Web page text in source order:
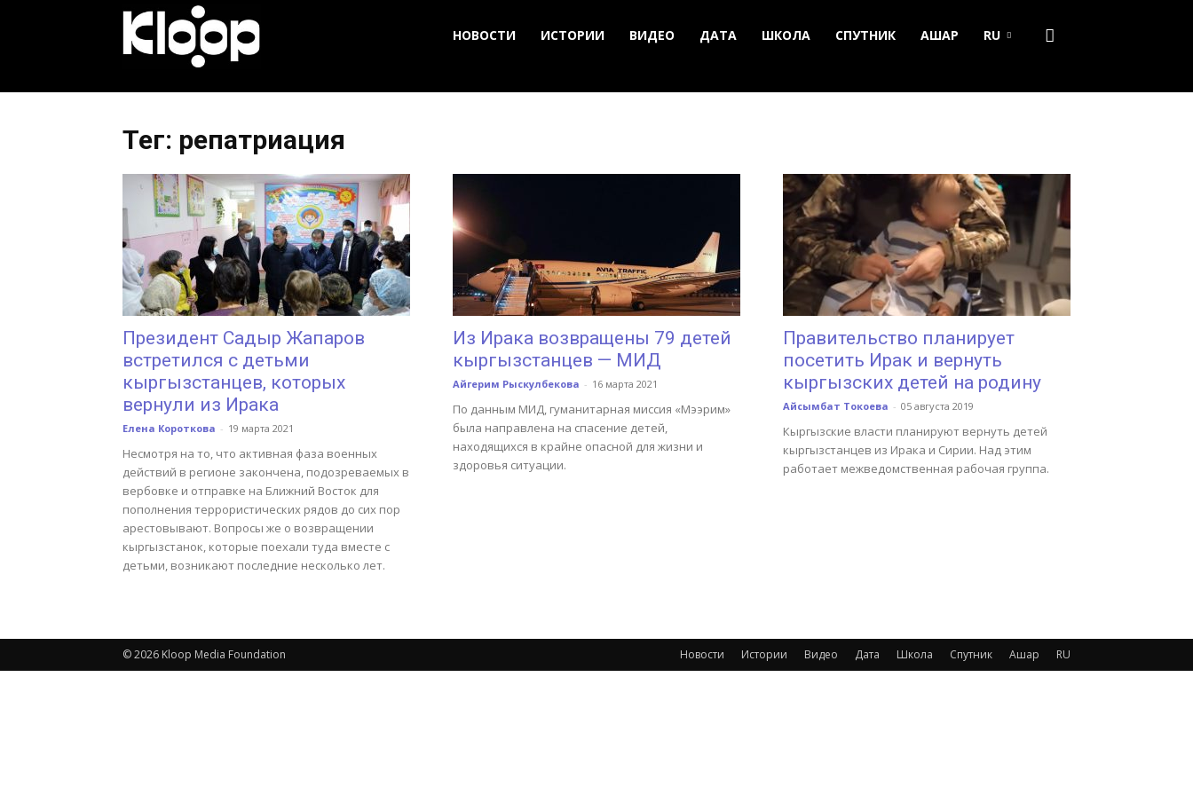
Новости
Кыргызстана
НОВОСТИ ИСТОРИИ ВИДЕО ДАТА ШКОЛА СПУТНИК АШАР RU
Тег: репатриация
Президент Садыр Жапаров
встретился с детьми
кыргызстанцев, которых
вернули из Ирака
Елена Короткова - 19 марта 2021
Несмотря на то, что активная фаза военных
действий в регионе закончена, подозреваемых в
вербовке и отправке на Ближний Восток для
пополнения террористических рядов до сих пор
арестовывают. Вопросы же о возвращении
кыргызстанок, которые поехали туда вместе с
детьми, возникают последние несколько лет.
Из Ирака возвращены 79 детей
кыргызстанцев — МИД
Айгерим Рыскулбекова - 16 марта 2021
По данным МИД, гуманитарная миссия «Мээрим»
была направлена на спасение детей,
находящихся в крайне опасной для жизни и
здоровья ситуации.
Правительство планирует
посетить Ирак и вернуть
кыргызских детей на родину
Айсымбат Токоева - 05 августа 2019
Кыргызские власти планируют вернуть детей
кыргызстанцев из Ирака и Сирии. Над этим
работает межведомственная рабочая группа.
Новости Истории Видео Дата Школа Спутник Ашар RU
© 2026 Kloop Media Foundation